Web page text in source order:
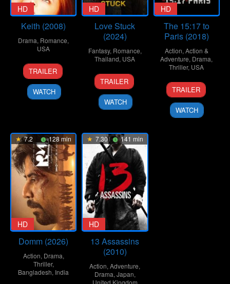
HD
Keith (2008)
Drama, Romance,
USA
13
Sep
2008
Todd
Kessler
TRAILER
WATCH
HD
Love Stuck
(2024)
Fantasy, Romance,
Thailand, USA
16
Oct
2024
Chongdol
Sukulworaphat
TRAILER
WATCH
HD
The 15:17 to
Paris (2018)
Action, Action &
Adventure, Drama,
Thriller, USA
7
Feb
2018
Clint
Eastwood
TRAILER
WATCH
7.2 128 min
HD
Domm (2026)
Action, Drama,
Thriller,
Bangladesh, India
7.301 141 min
HD
13 Assassins
(2010)
Action,Adventure,
Drama, Japan,